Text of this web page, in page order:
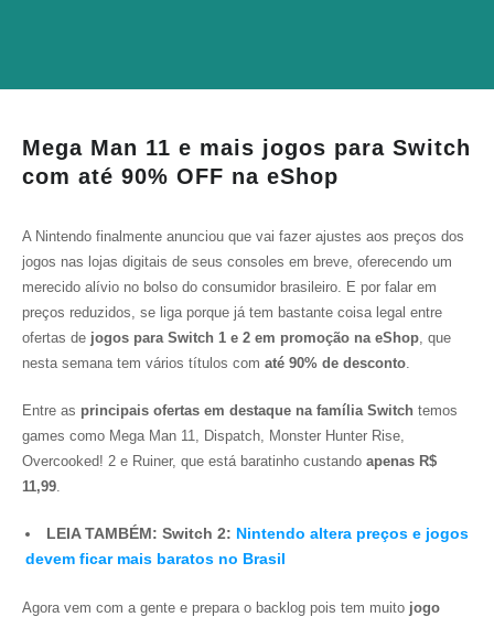
Mega Man 11 e mais jogos para Switch
com até 90% OFF na eShop
A Nintendo finalmente anunciou que vai fazer ajustes aos preços dos
jogos nas lojas digitais de seus consoles em breve, oferecendo um
merecido alívio no bolso do consumidor brasileiro. E por falar em
preços reduzidos, se liga porque já tem bastante coisa legal entre
ofertas de jogos para Switch 1 e 2 em promoção na eShop, que
nesta semana tem vários títulos com até 90% de desconto.
Entre as principais ofertas em destaque na família Switch temos
games como Mega Man 11, Dispatch, Monster Hunter Rise,
Overcooked! 2 e Ruiner, que está baratinho custando apenas R$
11,99.
LEIA TAMBÉM: Switch 2: Nintendo altera preços e jogos
devem ficar mais baratos no Brasil
Agora vem com a gente e prepara o backlog pois tem muito jogo